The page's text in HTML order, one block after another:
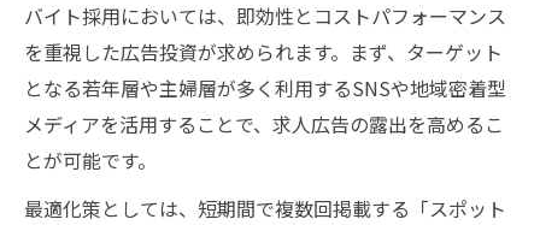
バイト採用においては、即効性とコストパフォーマンス
を重視した広告投資が求められます。まず、ターゲット
となる若年層や主婦層が多く利用するSNSや地域密着型
メディアを活用することで、求人広告の露出を高めるこ
とが可能です。
最適化策としては、短期間で複数回掲載する「スポット